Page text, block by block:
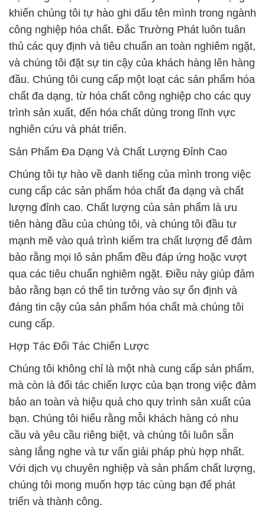
khiến chúng tôi tự hào ghi dấu tên mình trong ngành
công nghiệp hóa chất. Đắc Trường Phát luôn tuân
thủ các quy định và tiêu chuẩn an toàn nghiêm ngặt,
và chúng tôi đặt sự tin cậy của khách hàng lên hàng
đầu. Chúng tôi cung cấp một loạt các sản phẩm hóa
chất đa dạng, từ hóa chất công nghiệp cho các quy
trình sản xuất, đến hóa chất dùng trong lĩnh vực
nghiên cứu và phát triển.
Sản Phẩm Đa Dạng Và Chất Lượng Đỉnh Cao
Chúng tôi tự hào về danh tiếng của mình trong việc
cung cấp các sản phẩm hóa chất đa dạng và chất
lượng đỉnh cao. Chất lượng của sản phẩm là ưu
tiên hàng đầu của chúng tôi, và chúng tôi đầu tư
mạnh mẽ vào quá trình kiểm tra chất lượng để đảm
bảo rằng mọi lô sản phẩm đều đáp ứng hoặc vượt
qua các tiêu chuẩn nghiêm ngặt. Điều này giúp đảm
bảo rằng bạn có thể tin tưởng vào sự ổn định và
đáng tin cậy của sản phẩm hóa chất mà chúng tôi
cung cấp.
Hợp Tác Đối Tác Chiến Lược
Chúng tôi không chỉ là một nhà cung cấp sản phẩm,
mà còn là đối tác chiến lược của bạn trong việc đảm
bảo an toàn và hiệu quả cho quy trình sản xuất của
bạn. Chúng tôi hiểu rằng mỗi khách hàng có nhu
cầu và yêu cầu riêng biệt, và chúng tôi luôn sẵn
sàng lắng nghe và tư vấn giải pháp phù hợp nhất.
Với dịch vụ chuyên nghiệp và sản phẩm chất lượng,
chúng tôi mong muốn hợp tác cùng bạn để phát
triển và thành công.